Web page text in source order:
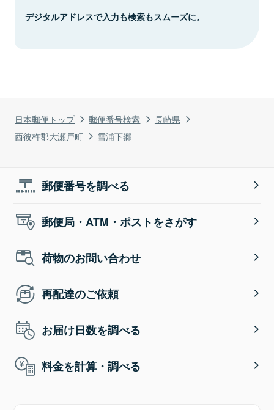
日本郵便トップ 郵便番号検索
長崎県
西彼杵郡大瀬戸町
雪浦下郷
デジタルアドレスで入力も検索もスムーズに。
郵便番号を調べる
郵便局・ATM・ポストをさがす
荷物のお問い合わせ
再配達のご依頼
お届け日数を調べる
料金を計算・調べる